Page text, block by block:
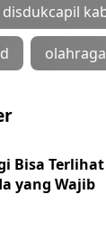
disdukcapil
olahraga
Bisa
yang Wajib